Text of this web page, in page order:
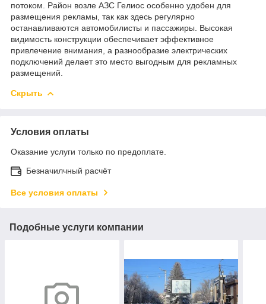
потоком. Район возле АЗС Гелиос особенно удобен для
размещения рекламы, так как здесь регулярно
останавливаются автомобилисты и пассажиры. Высокая
видимость конструкции обеспечивает эффективное
привлечение внимания, а разнообразие электрических
подключений делает это место выгодным для рекламных
размещений.
Скрыть
Условия оплаты
Оказание услуги только по предоплате.
Безначилчный расчёт
Все условия оплаты
Подобные услуги компании